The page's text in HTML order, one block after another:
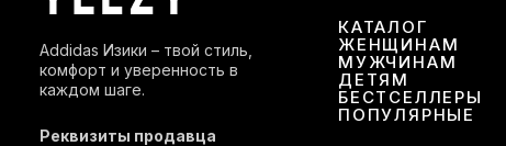
Addidas Изики – твой стиль,
комфорт и уверенность в
каждом шаге.
Реквизиты продавца
КАТАЛОГ
ЖЕНЩИНАМ
МУЖЧИНАМ
ДЕТЯМ
БЕСТСЕЛЛЕРЫ
ПОПУЛЯРНЫЕ